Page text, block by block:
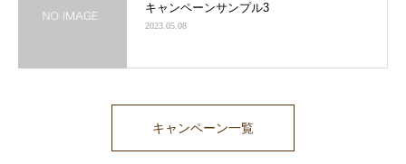
キャンペーンサンプル3
2023.05.08
キャンペーン一覧